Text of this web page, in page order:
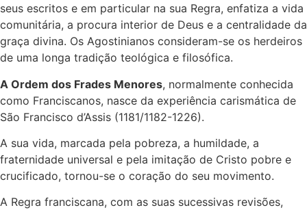
seus escritos e em particular na sua Regra, enfatiza a vida
comunitária, a procura interior de Deus e a centralidade da
graça divina. Os Agostinianos consideram-se os herdeiros
de uma longa tradição teológica e filosófica.
A Ordem dos Frades Menores, normalmente conhecida
como Franciscanos, nasce da experiência carismática de
São Francisco d’Assis (1181/1182-1226).
A sua vida, marcada pela pobreza, a humildade, a
fraternidade universal e pela imitação de Cristo pobre e
crucificado, tornou-se o coração do seu movimento.
A Regra franciscana, com as suas sucessivas revisões,